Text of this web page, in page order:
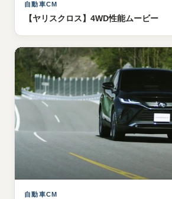
自動車CM
【ヤリスクロス】4WD性能ムービー
自動車CM